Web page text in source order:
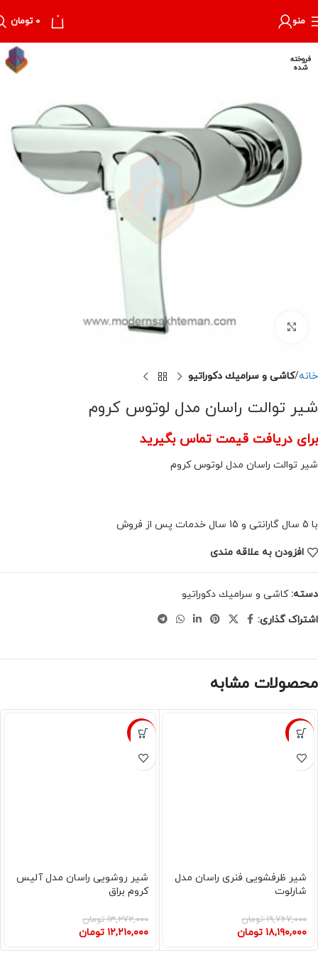
منو 0 ۰ تومان
فروخته
شده
برای بزرگنمایی کلیک کنید
خانه كاشى و سراميك دكوراتيو
شیر توالت راسان مدل لوتوس کروم
برای دریافت قیمت تماس بگیرید
شیر توالت راسان مدل لوتوس کروم
با 5 سال گارانتی و 15 سال خدمات پس از فروش
افزودن به علاقه مندی
دسته: كاشى و سراميك دكوراتيو
اشتراک گذاری:
محصولات مشابه
-8%
شیر ظرفشویی فنری راسان مدل
شارلوت
۱۹,۷۶۷,۰۰۰ تومان
۱۸,۱۹۰,۰۰۰ تومان
-8%
شیر روشویی راسان مدل آلیس
کروم براق
۱۳,۲۷۲,۰۰۰ تومان
۱۲,۲۱۰,۰۰۰ تومان